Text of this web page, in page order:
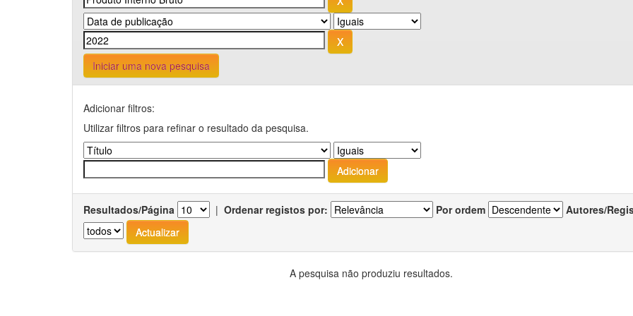
Iniciar uma nova pesquisa
Adicionar filtros:
Utilizar filtros para refinar o resultado da pesquisa.
Resultados/Página | Ordenar registos por: Por ordem Autores/
A pesquisa não produziu resultados.